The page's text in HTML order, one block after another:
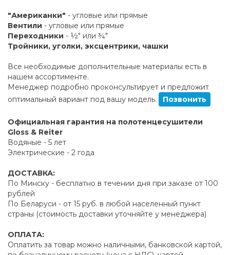
"Американки" - угловые или прямые
Вентили - угловые или прямые
Переходники - ½" или ¾"
Тройники, уголки, эксцентрики, чашки
Все необходимые дополнительные материалы есть в
нашем ассортименте.
Менеджер подробно проконсультирует и предложит
оптимальный вариант под вашу модель.
Позвонить
Официальная гарантия на полотенцесушители
Gloss & Reiter
Водяные - 5 лет
Электрические - 2 года
ДОСТАВКА:
По Минску - бесплатно в течении дня при заказе от 100
рублей
По Беларуси - от 15 руб. в любой населенный пункт
страны (стоимость доставки уточняйте у менеджера)
ОПЛАТА:
Оплатить за товар можно наличными, банковской картой,